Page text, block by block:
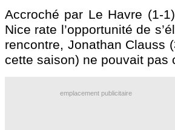
Accroché par Le Havre (1-
Nice rate l’opportunité de
rencontre, Jonathan Clauss
cette saison) ne pouvait pas
emplacement publicitaire